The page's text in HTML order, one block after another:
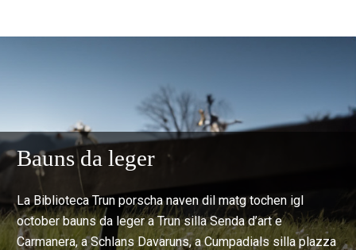
Bauns da leger
La Biblioteca Trun porscha naven dil matg tochen igl
october bauns da leger a Trun silla Senda d’art e
Carmanera, a Schlans Davaruns, a Cumpadials silla plazza